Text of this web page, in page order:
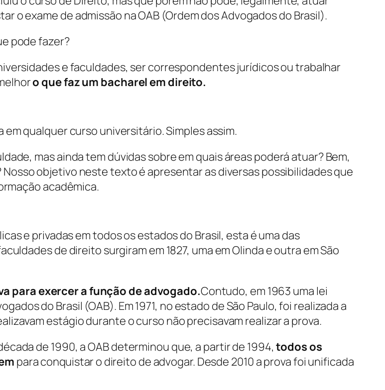
o exame de admissão na OAB (Ordem dos Advogados do Brasil).
pode fazer?
e faculdades, ser correspondentes jurídicos ou trabalhar
o que faz um bacharel em direito.
qualquer curso universitário. Simples assim.
mas ainda tem dúvidas sobre em quais áreas poderá atuar? Bem,
Nosso objetivo neste texto é apresentar as diversas possibilidades que
acadêmica.
e privadas em todos os estados do Brasil, esta é uma das
de direito surgiram em 1827, uma em Olinda e outra em São
para exercer a função de advogado.Contudo, em 1963 uma lei
do Brasil (OAB). Em 1971, no estado de São Paulo, foi realizada a
estágio durante o curso não precisavam realizar a prova.
de 1990, a OAB determinou que, a partir de 1994,todos os
para conquistar o direito de advogar. Desde 2010 a prova foi unificada